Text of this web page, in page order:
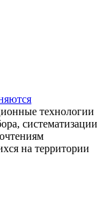
технологии
систематизации
на территории